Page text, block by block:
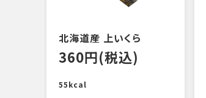
北海道産 上いくら
360円(税込)
55kcal